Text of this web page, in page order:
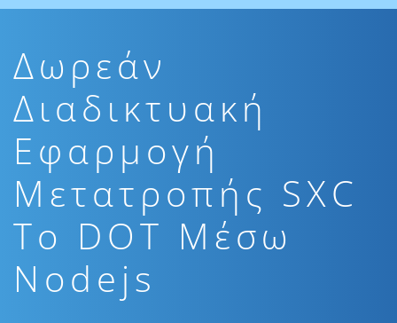
Δωρεάν
Διαδικτυακή
Εφαρμογή
Μετατροπής SXC
To DOT Μέσω
Nodejs